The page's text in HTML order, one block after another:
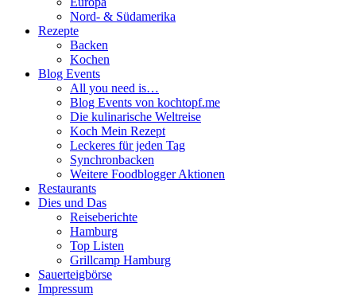
Nord- & Südamerika
Rezepte
Backen
Kochen
Blog Events
All you need is…
Blog Events von kochtopf.me
Die kulinarische Weltreise
Koch Mein Rezept
Leckeres für jeden Tag
Synchronbacken
Weitere Foodblogger Aktionen
Restaurants
Dies und Das
Reiseberichte
Hamburg
Top Listen
Grillcamp Hamburg
Sauerteigbörse
Impressum